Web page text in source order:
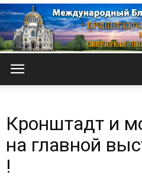
Кронштадт и
на главной
!